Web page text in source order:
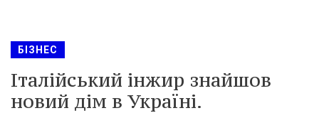
БІЗНЕС
Італійський інжир знайшов
новий дім в Україні.